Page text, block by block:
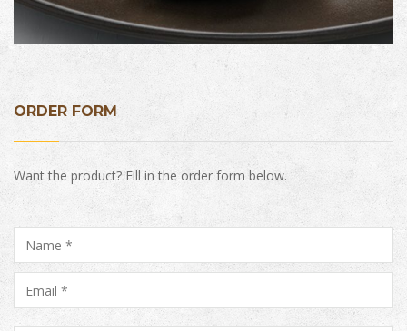
ORDER FORM
Want the product? Fill in the order form below.